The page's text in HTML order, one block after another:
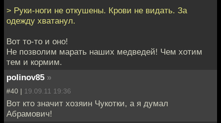
> Руки-ноги не откушены. Крови не видать. За
одежду хватанул.
Вот то-то и оно!
Не позволим марать наших медведей! Чем хотим
тем и кормим.
polinov85 »
#40 | 19.09.11 19:36
Вот кто значит хозяин Чукотки, а я думал
Абрамович!